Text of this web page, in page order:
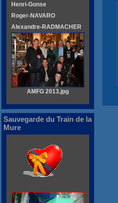
Henri-Gonse
Roger-NAVARO
Alexandre-RADMACHER
AMFG 2013.jpg
Sauvegarde du Train de la
Mure